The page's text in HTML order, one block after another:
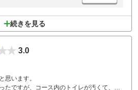
続きを見る
3.0
思います。
たですが、コース内のトイレが汚くて、と